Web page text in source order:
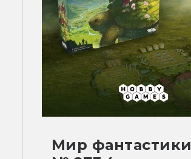
Мир фантастики